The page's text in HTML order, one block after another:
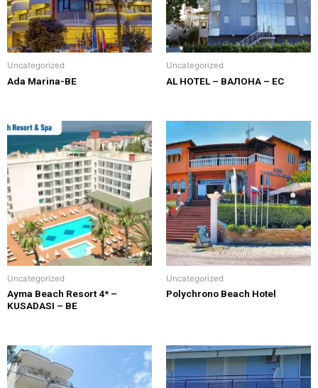
Uncategorized
Ada Marina-ВЕ
Uncategorized
AL HOTEL – ВАЛОНА – ЕС
Uncategorized
Ayma Beach Resort 4* –
KUSADASI – ВЕ
Uncategorized
Polychrono Beach Hotel